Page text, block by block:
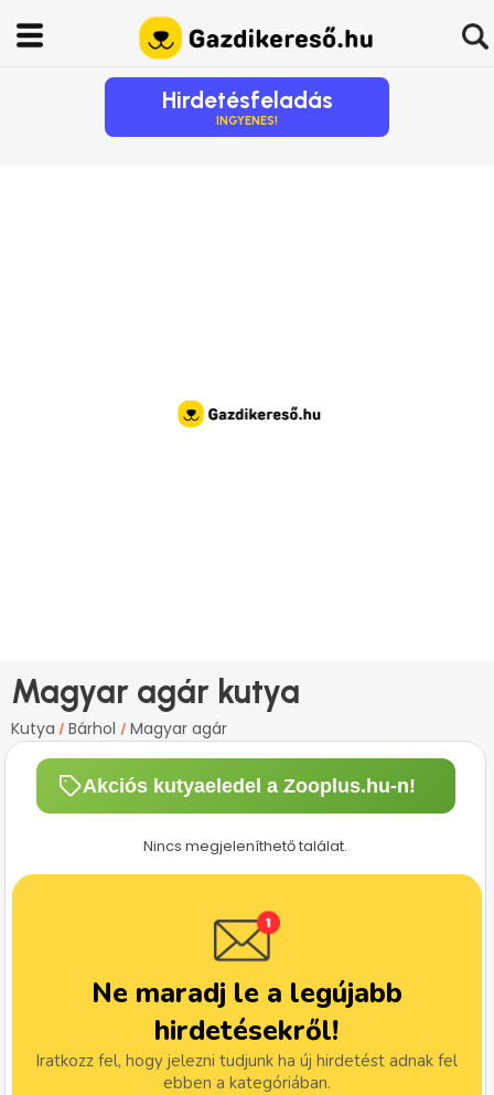
Hirdetésfeladás
INGYENES!
Magyar agár kutya
Kutya / Bárhol / Magyar agár
Akciós kutyaeledel a Zooplus.hu-n!
Nincs megjeleníthető találat.
Ne maradj le a legújabb
hirdetésekről!
Iratkozz fel, hogy jelezni tudjunk ha új hirdetést adnak fel
ebben a kategóriában.